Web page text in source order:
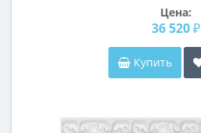
Цена:
36 520 ₽
Купить